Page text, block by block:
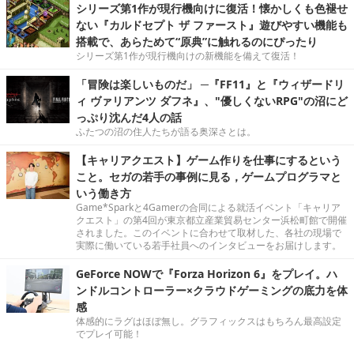
シリーズ第1作が現行機向けに復活！懐かしくも色褪せ
ない『カルドセプト ザ ファースト』遊びやすい機能も
搭載で、あらためて“原典”に触れるのにぴったり
シリーズ第1作が現行機向けの新機能を備えて復活！
「冒険は楽しいものだ」 ─『FF11』と『ウィザードリ
ィ ヴァリアンツ ダフネ』、"優しくないRPG"の沼にど
っぷり沈んだ4人の話
ふたつの沼の住人たちが語る奥深さとは。
【キャリアクエスト】ゲーム作りを仕事にするという
こと。セガの若手の事例に見る，ゲームプログラマと
いう働き方
Game*Sparkと4Gamerの合同による就活イベント「キャリア
クエスト」の第4回が東京都立産業貿易センター浜松町館で開催
されました。このイベントに合わせて取材した、各社の現場で
実際に働いている若手社員へのインタビューをお届けします。
GeForce NOWで『Forza Horizon 6』をプレイ。ハ
ンドルコントローラー×クラウドゲーミングの底力を体
感
体感的にラグはほぼ無し。グラフィックスはもちろん最高設定
でプレイ可能！